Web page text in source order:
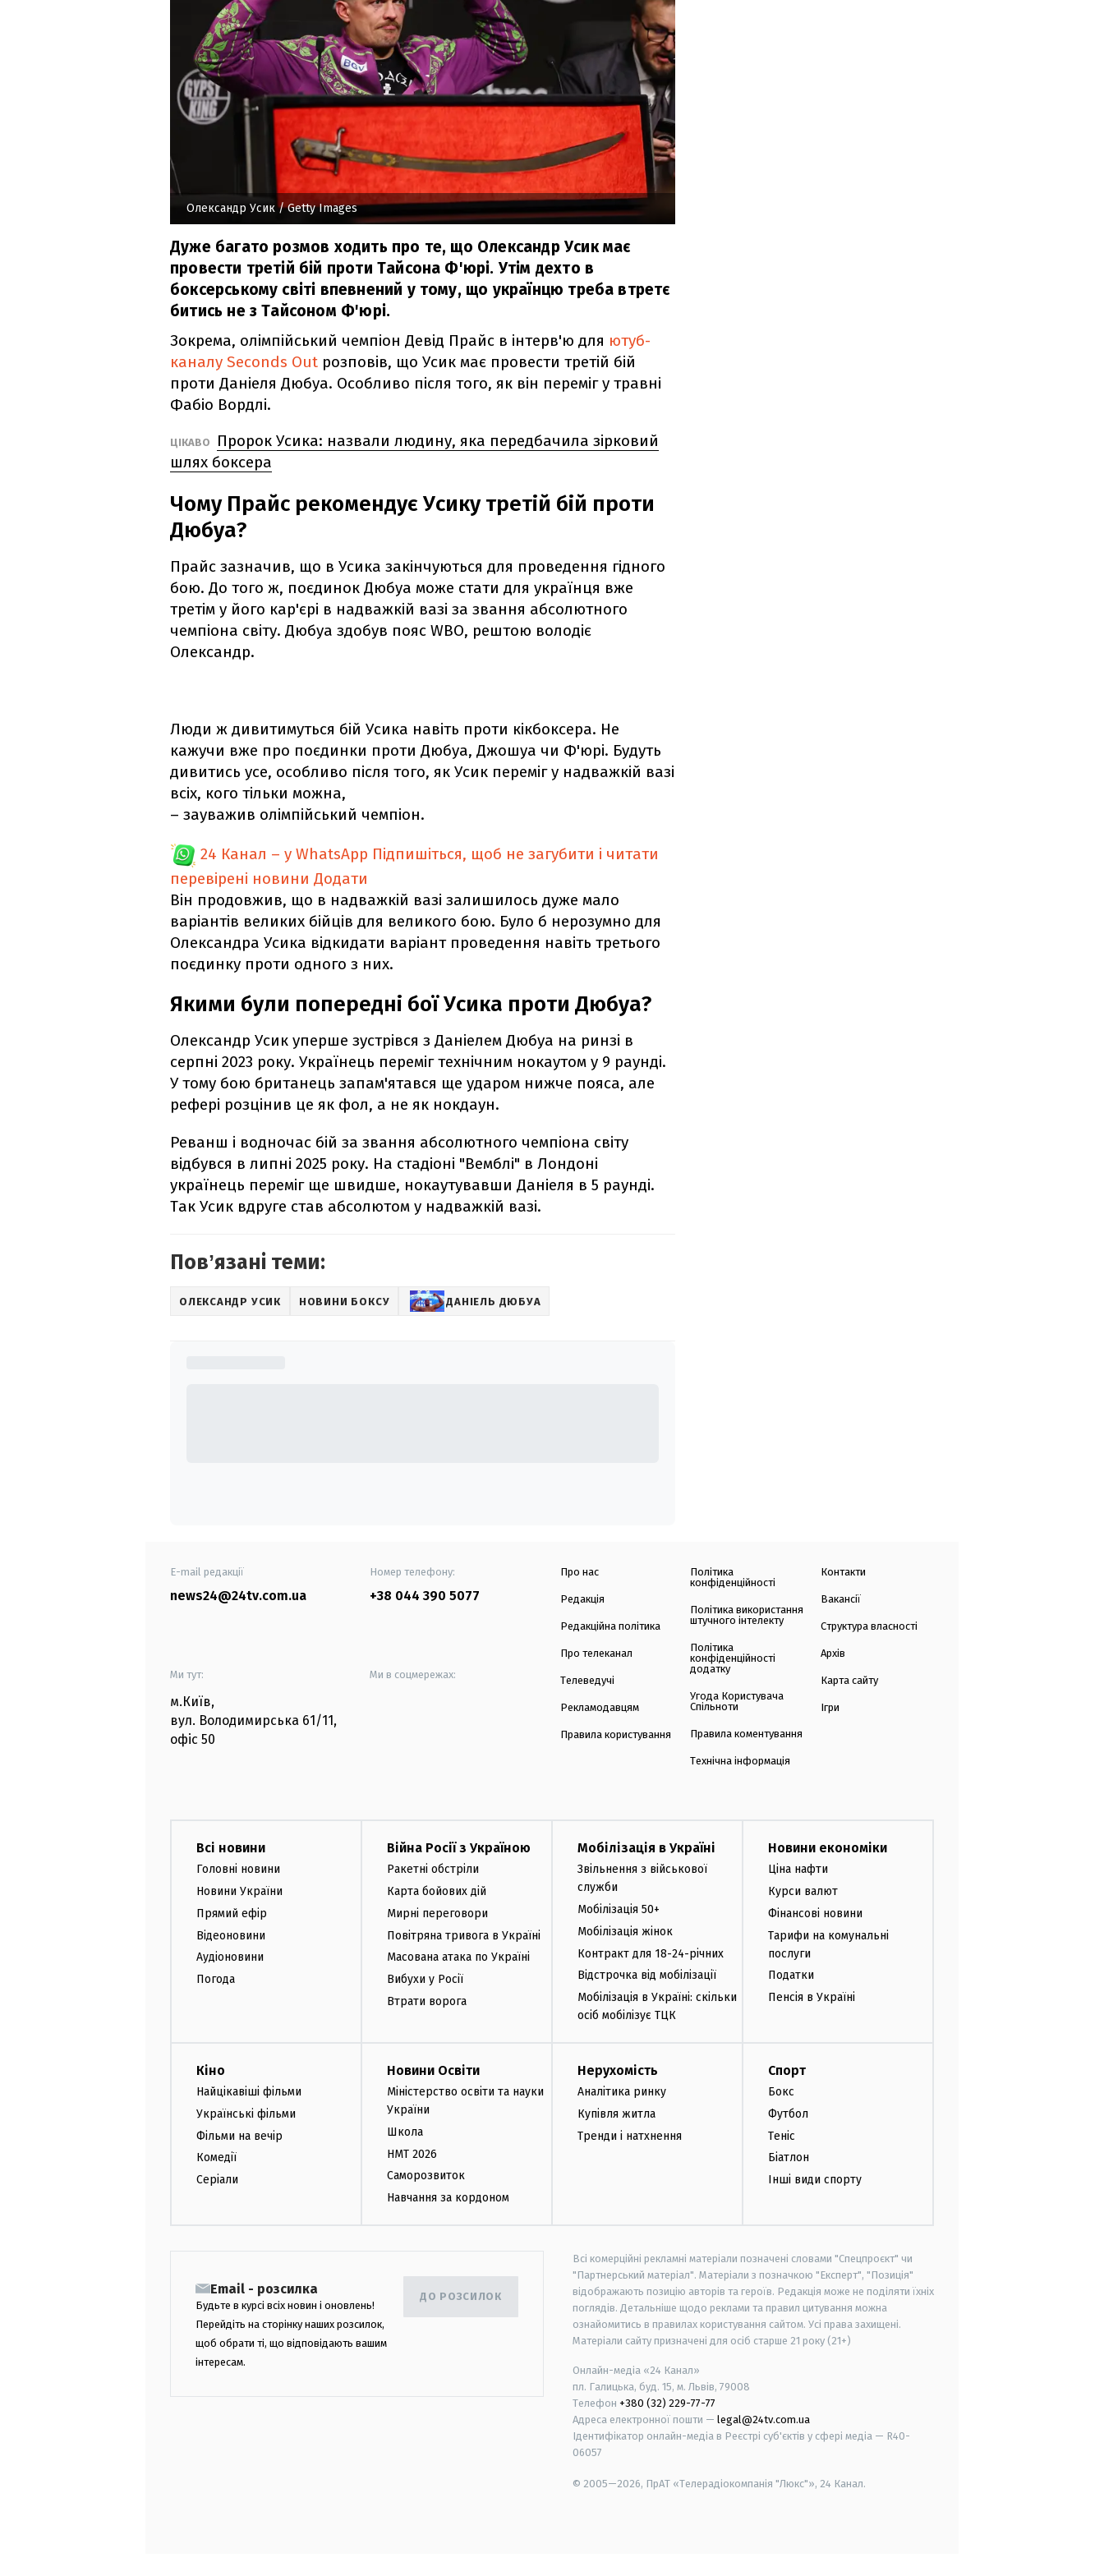
Олександр Усик/ Getty Images
Дуже багато розмов ходить про те, що Олександр Усик має
провести третій бій проти Тайсона Ф'юрі. Утім дехто в
боксерському світі впевнений у тому, що українцю треба втретє
битись не з Тайсоном Ф'юрі.
Зокрема, олімпійський чемпіон Девід Прайс в інтерв'ю для ютуб-
каналу Seconds Out розповів, що Усик має провести третій бій
проти Даніеля Дюбуа. Особливо після того, як він переміг у травні
Фабіо Вордлі.
ЦІКАВО
Пророк Усика: назвали людину, яка передбачила зірковий
шлях боксера
Чому Прайс рекомендує Усику третій бій проти
Дюбуа?
Прайс зазначив, що в Усика закінчуються для проведення гідного
бою. До того ж, поєдинок Дюбуа може стати для українця вже
третім у його кар'єрі в надважкій вазі за звання абсолютного
чемпіона світу. Дюбуа здобув пояс WBO, рештою володіє
Олександр.
Люди ж дивитимуться бій Усика навіть проти кікбоксера. Не
кажучи вже про поєдинки проти Дюбуа, Джошуа чи Ф'юрі. Будуть
дивитись усе, особливо після того, як Усик переміг у надважкій вазі
всіх, кого тільки можна,
– зауважив олімпійський чемпіон.
24 Канал – у WhatsApp Підпишіться, щоб не загубити і читати
перевірені новини Додати
Він продовжив, що в надважкій вазі залишилось дуже мало
варіантів великих бійців для великого бою. Було б нерозумно для
Олександра Усика відкидати варіант проведення навіть третього
поєдинку проти одного з них.
Якими були попередні бої Усика проти Дюбуа?
Олександр Усик уперше зустрівся з Даніелем Дюбуа на ринзі в
серпні 2023 року. Українець переміг технічним нокаутом у 9 раунді.
У тому бою британець запам'ятався ще ударом нижче пояса, але
рефері розцінив це як фол, а не як нокдаун.
Реванш і водночас бій за звання абсолютного чемпіона світу
відбувся в липні 2025 року. На стадіоні "Вемблі" в Лондоні
українець переміг ще швидше, нокаутувавши Даніеля в 5 раунді.
Так Усик вдруге став абсолютом у надважкій вазі.
Повʼязані теми:
ОЛЕКСАНДР УСИК НОВИНИ БОКСУ ДАНІЕЛЬ ДЮБУА
E-mail редакції
news24@24tv.com.ua
Номер телефону:
+38 044 390 5077
Ми тут:
м.Київ,
вул. Володимирська 61/11,
офіс 50
Ми в соцмережах:
Про нас
Редакція
Редакційна політика
Про телеканал
Телеведучі
Рекламодавцям
Правила користування
Політика
конфіденційності
Політика використання
штучного інтелекту
Політика
конфіденційності
додатку
Угода Користувача
Спільноти
Правила коментування
Технічна інформація
Контакти
Вакансії
Структура власності
Архів
Карта сайту
Ігри
Всі новини
Головні новини
Новини України
Прямий ефір
Відеоновини
Аудіоновини
Погода
Війна Росії з Україною
Ракетні обстріли
Карта бойових дій
Мирні переговори
Повітряна тривога в Україні
Масована атака по Україні
Вибухи у Росії
Втрати ворога
Мобілізація в Україні
Звільнення з військової
служби
Мобілізація 50+
Мобілізація жінок
Контракт для 18-24-річних
Відстрочка від мобілізації
Мобілізація в Україні: скільки
осіб мобілізує ТЦК
Новини економіки
Ціна нафти
Курси валют
Фінансові новини
Тарифи на комунальні
послуги
Податки
Пенсія в Україні
Кіно
Найцікавіші фільми
Українські фільми
Фільми на вечір
Комедії
Серіали
Новини Освіти
Міністерство освіти та науки
України
Школа
НМТ 2026
Саморозвиток
Навчання за кордоном
Нерухомість
Аналітика ринку
Купівля житла
Тренди і натхнення
Спорт
Бокс
Футбол
Теніс
Біатлон
Інші види спорту
Email - розсилка
Будьте в курсі всіх новин і оновлень!
Перейдіть на сторінку наших розсилок,
щоб обрати ті, що відповідають вашим
інтересам.
ДО РОЗСИЛОК
Всі комерційні рекламні матеріали позначені словами "Спецпроєкт" чи
"Партнерський матеріал". Матеріали з позначкою "Експерт", "Позиція"
відображають позицію авторів та героїв. Редакція може не поділяти їхніх
поглядів. Детальніше щодо реклами та правил цитування можна
ознайомитись в правилах користування сайтом. Усі права захищені.
Матеріали сайту призначені для осіб старше 21 року (21+)
Онлайн-медіа «24 Канал»
пл. Галицька, буд. 15, м. Львів, 79008
Телефон +380 (32) 229-77-77
Адреса електронної пошти — legal@24tv.com.ua
Ідентифікатор онлайн-медіа в Реєстрі суб'єктів у сфері медіа — R40-
06057
© 2005—2026, ПрАТ «Телерадіокомпанія "Люкс"», 24 Канал.